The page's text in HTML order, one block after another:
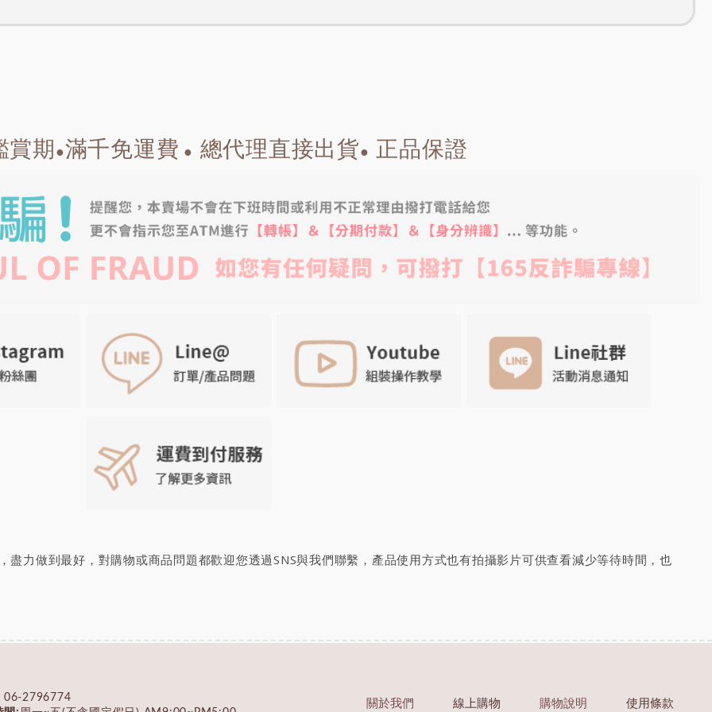
賞期 ●滿千免運費 ● 總代理直接出貨● 正品保證
力做到最好，對購物或商品問題都歡迎您透過SNS與我們聯繫，產品使用方式也有拍攝影片可供查看減少等待時間，也
06-2796774
關於我們 線上購物 購物說明 使用條款